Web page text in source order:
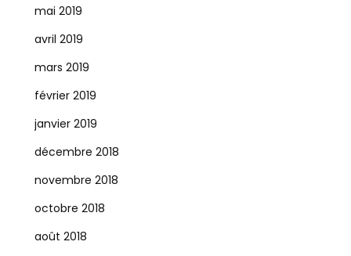
mai 2019
avril 2019
mars 2019
février 2019
janvier 2019
décembre 2018
novembre 2018
octobre 2018
août 2018